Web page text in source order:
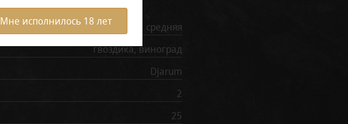
Мне исполнилось 18 лет
средняя
гвоздика, виноград
Djarum
2
25